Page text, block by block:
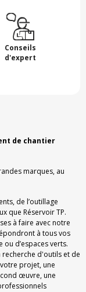
Conseils
d'expert
de chantier
marques, au
de l’outillage
que Réservoir TP.
à faire avec notre
à tous vos
d’espaces verts.
d'outils et de
projet, une
œuvre, une